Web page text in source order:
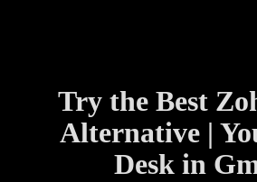
Try the Best
Alternative |
Desk in